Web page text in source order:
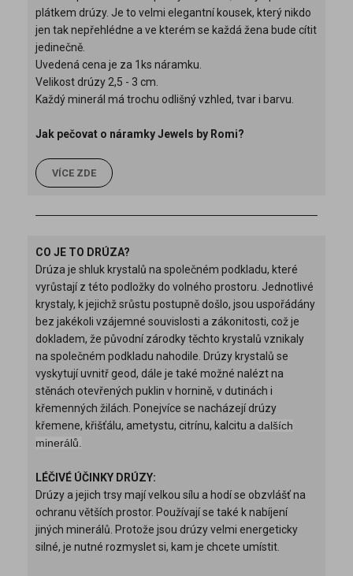
plátkem drúzy. Je to velmi elegantní kousek, který nikdo
jen tak nepřehlédne a ve kterém se každá žena bude cítit
jedinečně.
Uvedená cena je za 1ks náramku.
Velikost drúzy 2,5 - 3 cm.
Každý minerál má trochu odlišný vzhled, tvar i barvu.
Jak pečovat o náramky Jewels by Romi?
VÍCE ZDE
CO JE TO DRÚZA?
Drúza je shluk krystalů na společném podkladu, které
vyrůstají z této podložky do volného prostoru. Jednotlivé
krystaly, k jejichž srůstu postupně došlo, jsou uspořádány
bez jakékoli vzájemné souvislosti a zákonitosti, což je
dokladem, že původní zárodky těchto krystalů vznikaly
na společném podkladu nahodile. Drúzy krystalů se
vyskytují uvnitř geod, dále je také možné nalézt na
stěnách otevřených puklin v hornině, v dutinách i
křemenných žilách. Ponejvíce se nacházejí drúzy
křemene, křišťálu, ametystu, citrínu, kalcitu a dalších
minerálů.
LÉČIVÉ ÚČINKY DRÚZY:
Drúzy a jejich trsy mají velkou sílu a hodí se obzvlášť na
ochranu větších prostor. Používají se také k nabíjení
jiných minerálů. Protože jsou drúzy velmi energeticky
silné, je nutné rozmyslet si, kam je chcete umístit.